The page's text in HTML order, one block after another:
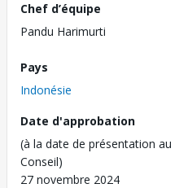
Chef d’équipe
Pandu Harimurti
Pays
Indonésie
Date d'approbation
(à la date de présentation au
Conseil)
27 novembre 2024